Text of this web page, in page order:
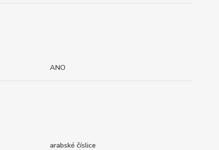
ANO
arabské číslice